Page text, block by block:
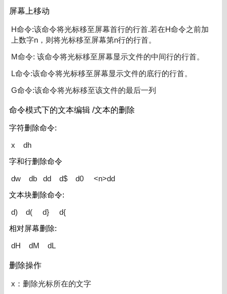
屏幕上移动
H命令:该命令将光标移至屏幕首行的行首.若在H命令之前加
上数字n，则将光标移至屏幕第n行的行首。
M命令: 该命令将光标移至屏幕显示文件的中间行的行首。
L命令:该命令将光标移至屏幕显示文件的底行的行首。
G命令:该命令将光标移至该文件的最后一列
命令模式下的文本编辑 /文本的删除
字符删除命令:
x dh
字和行删除命令
dw db dd d$ d0 <n>dd
文本块删除命令:
d) d( d} d{
相对屏幕删除:
dH dM dL
删除操作
x：删除光标所在的文字